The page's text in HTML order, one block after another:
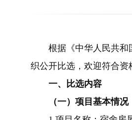
根据《中华人民共和
织公开比选， 欢迎符合资
一、比选内容
（一） 项目基本情况